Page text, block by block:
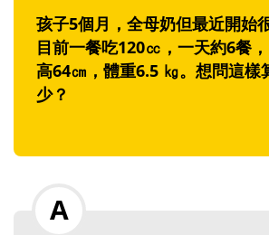
孩子5個月，全母奶但最近開始
目前一餐吃120㏄，一天約6餐
高64㎝，體重6.5 ㎏。想問這樣
少？